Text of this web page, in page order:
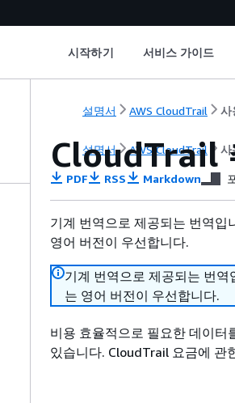
시작하기 서비스 가이드
설명서 AWS CloudTrail 사
설명서 AWS CloudTrail 사
CloudTrail
PDF RSS Markdown
기계 번역으로 제공되는 번역입
영어 버전이 우선합니다.
기계 번역으로 제공되는 번
는 영어 버전이 우선합니다.
비용 효율적으로 필요한 데이
있습니다. CloudTrail 요금에 관